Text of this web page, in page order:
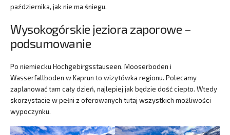
października, jak nie ma śniegu.
Wysokogórskie jeziora zaporowe –
podsumowanie
Po niemiecku Hochgebirgsstauseen. Mooserboden i
Wasserfallboden w Kaprun to wizytówka regionu. Polecamy
zaplanować tam cały dzień, najlepiej jak będzie dość ciepło. Wtedy
skorzystacie w pełni z oferowanych tutaj wszystkich możliwości
wypoczynku.